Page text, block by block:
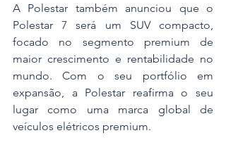
A Polestar também anunciou que o
Polestar 7 será um SUV compacto,
focado no segmento premium de
maior crescimento e rentabilidade no
mundo. Com o seu portfólio em
expansão, a Polestar reafirma o seu
lugar como uma marca global de
veículos elétricos premium.